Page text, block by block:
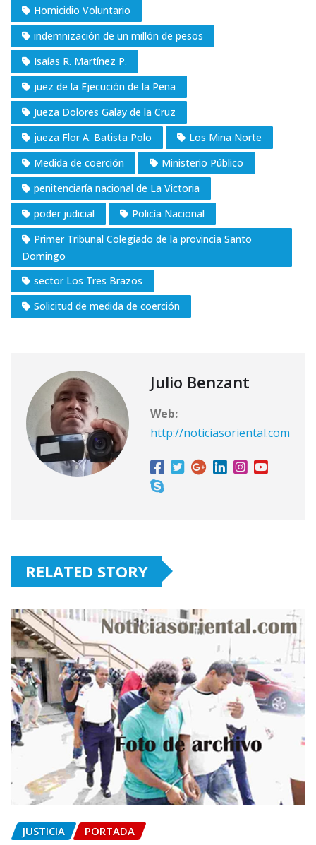
Homicidio Voluntario
indemnización de un millón de pesos
Isaías R. Martínez P.
juez de la Ejecución de la Pena
Jueza Dolores Galay de la Cruz
jueza Flor A. Batista Polo
Los Mina Norte
Medida de coerción
Ministerio Público
penitenciaría nacional de La Victoria
poder judicial
Policía Nacional
Primer Tribunal Colegiado de la provincia Santo
Domingo
sector Los Tres Brazos
Solicitud de medida de coerción
Julio Benzant
Web:
http://noticiasoriental.com
RELATED STORY
JUSTICIA PORTADA